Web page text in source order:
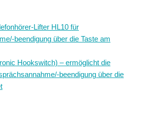
Lifter HL10 für
beendigung über die Taste am
Hookswitch) – ermöglicht die
beendigung über die